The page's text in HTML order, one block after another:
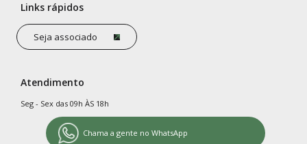
Links rápidos
Seja associado
Atendimento
Seg - Sex das 09h ÀS 18h
Chama a gente no WhatsApp